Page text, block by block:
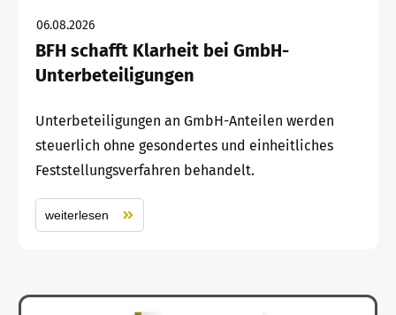
06.08.2026
BFH schafft Klarheit bei GmbH-
Unterbeteiligungen
Unterbeteiligungen an GmbH-Anteilen werden
steuerlich ohne gesondertes und einheitliches
Feststellungsverfahren behandelt.
weiterlesen